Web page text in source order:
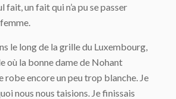
fait, un fait qui n’a pu se passer
le long de la grille du Luxembourg,
où la bonne dame de Nohant
robe encore un peu trop blanche. Je
nous nous taisions. Je finissais